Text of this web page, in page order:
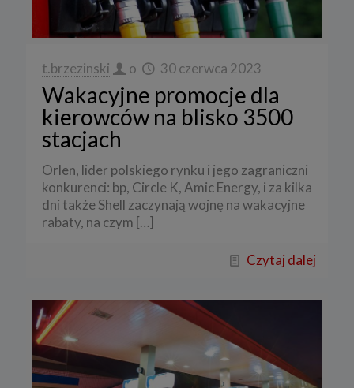
t.brzezinski o 30 czerwca 2023
Wakacyjne promocje dla
kierowców na blisko 3500
stacjach
Orlen, lider polskiego rynku i jego zagraniczni
konkurenci: bp, Circle K, Amic Energy, i za kilka
dni także Shell zaczynają wojnę na wakacyjne
rabaty, na czym […]
Czytaj dalej